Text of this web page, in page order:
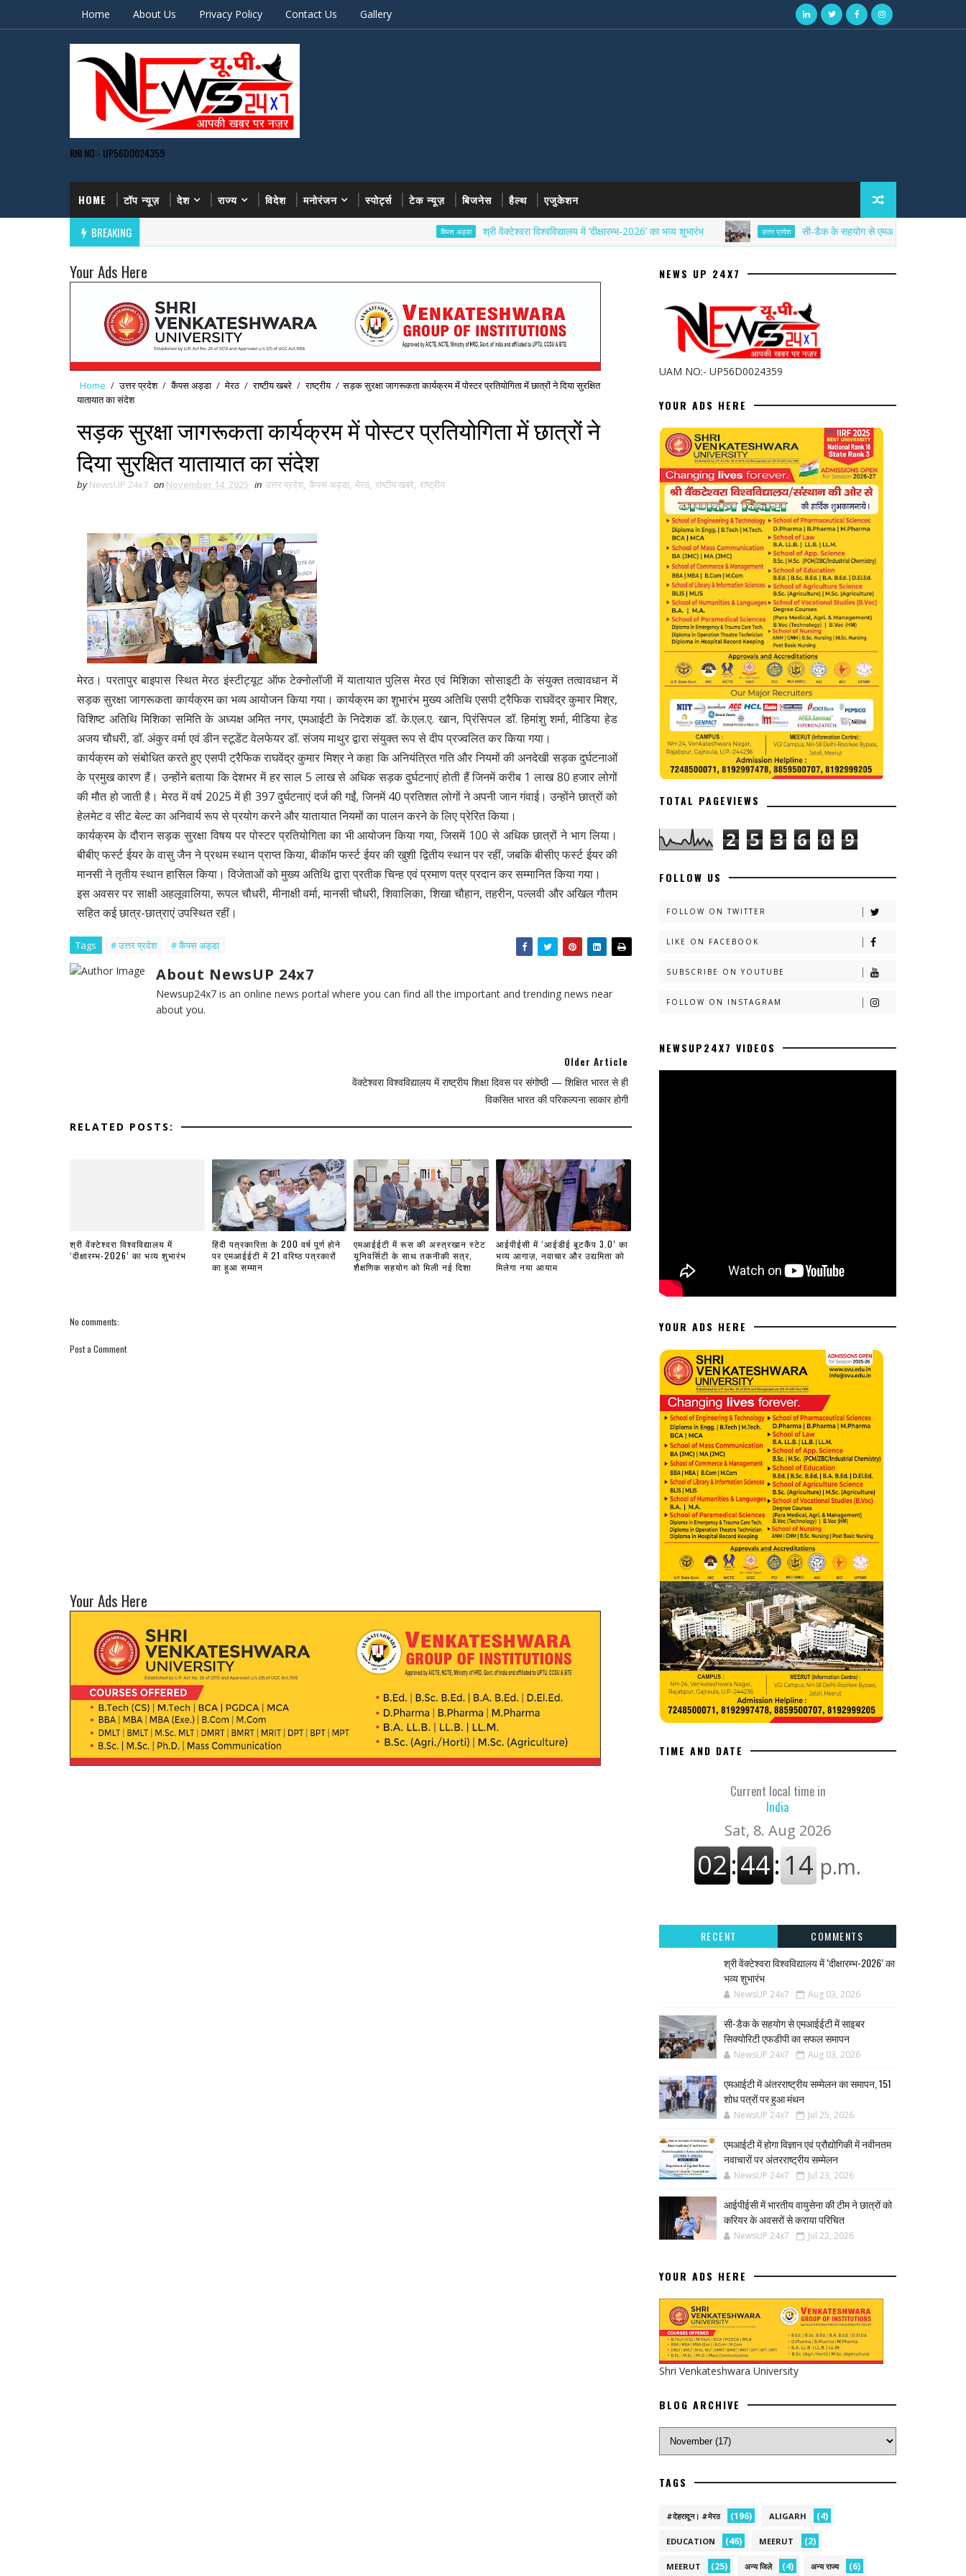
Home About Us Privacy Policy Contact Us Gallery
RNI NO:- UP56D0024359
HOME टॉप न्यूज़ देश राज्य विदेश मनोरंजन स्पोर्ट्स टेक न्यूज़ बिजनेस हैल्थ एजुकेशन
BREAKING श्री वेंक्टेश्वरा विश्वविद्यालय में ‘दीक्षारम्भ-2026’ का भव्य शुभारंभ उत्तर प्रदेश सी-डैक के सहयोग से एमआईईटी में साइबर सिक्योरिटी
Your Ads Here
Home / उत्तर प्रदेश / कैंपस अड्डा / मेरठ / राष्टीय खबरे / राष्ट्रीय / सड़क सुरक्षा जागरूकता कार्यक्रम में पोस्टर प्रतियोगिता में छात्रों ने दिया सुरक्षित
यातायात का संदेश
सड़क सुरक्षा जागरूकता कार्यक्रम में पोस्टर प्रतियोगिता में छात्रों ने
दिया सुरक्षित यातायात का संदेश
by NewsUP 24x7 on November 14, 2025 in उत्तर प्रदेश, कैंपस अड्डा, मेरठ, राष्टीय खबरे, राष्ट्रीय
मेरठ। परतापुर बाइपास स्थित मेरठ इंस्टीट्यूट ऑफ टेक्नोलॉजी में यातायात पुलिस मेरठ एवं मिशिका सोसाइटी के संयुक्त तत्वावधान में
सड़क सुरक्षा जागरूकता कार्यक्रम का भव्य आयोजन किया गया। कार्यक्रम का शुभारंभ मुख्य अतिथि एसपी ट्रैफिक राघवेंद्र कुमार मिश्र,
विशिष्ट अतिथि मिशिका समिति के अध्यक्ष अमित नगर, एमआईटी के निदेशक डॉ. के.एल.ए. खान, प्रिंसिपल डॉ. हिमांशु शर्मा, मीडिया हेड
अजय चौधरी, डॉ. अंकुर वर्मा एवं डीन स्टूडेंट वेलफेयर डॉ. संजय माथुर द्वारा संयुक्त रूप से दीप प्रज्वलित कर किया गया।
कार्यक्रम को संबोधित करते हुए एसपी ट्रैफिक राघवेंद्र कुमार मिश्र ने कहा कि अनियंत्रित गति और नियमों की अनदेखी सड़क दुर्घटनाओं
के प्रमुख कारण हैं। उन्होंने बताया कि देशभर में हर साल 5 लाख से अधिक सड़क दुर्घटनाएं होती हैं जिनमें करीब 1 लाख 80 हजार लोगों
की मौत हो जाती है। मेरठ में वर्ष 2025 में ही 397 दुर्घटनाएं दर्ज की गईं, जिनमें 40 प्रतिशत लोगों ने अपनी जान गंवाई। उन्होंने छात्रों को
हेलमेट व सीट बेल्ट का अनिवार्य रूप से प्रयोग करने और यातायात नियमों का पालन करने के लिए प्रेरित किया।
कार्यक्रम के दौरान सड़क सुरक्षा विषय पर पोस्टर प्रतियोगिता का भी आयोजन किया गया, जिसमें 100 से अधिक छात्रों ने भाग लिया।
बीबीए फर्स्ट ईयर के वासु जैन ने प्रथम स्थान प्राप्त किया, बीकॉम फर्स्ट ईयर की खुशी द्वितीय स्थान पर रहीं, जबकि बीसीए फर्स्ट ईयर की
मानसी ने तृतीय स्थान हासिल किया। विजेताओं को मुख्य अतिथि द्वारा प्रतीक चिन्ह एवं प्रमाण पत्र प्रदान कर सम्मानित किया गया।
इस अवसर पर साक्षी अहलूवालिया, रूपल चौधरी, मीनाक्षी वर्मा, मानसी चौधरी, शिवालिका, शिखा चौहान, तहरीन, पल्लवी और अखिल गौतम
सहित कई छात्र-छात्राएं उपस्थित रहीं।
Tags # उत्तर प्रदेश # कैंपस अड्डा
About NewsUP 24x7
Newsup24x7 is an online news portal where you can find all the important and trending news near
about you.
Older Article
वेंक्टेश्वरा विश्वविद्यालय में राष्ट्रीय शिक्षा दिवस पर संगोष्ठी — शिक्षित भारत से ही
विकसित भारत की परिकल्पना साकार होगी
RELATED POSTS:
श्री वेंक्टेश्वरा विश्वविद्यालय में
‘दीक्षारम्भ-2026’ का भव्य शुभारंभ
हिंदी पत्रकारिता के 200 वर्ष पूर्ण होने
पर एमआईईटी में 21 वरिष्ठ पत्रकारों
का हुआ सम्मान
एमआईईटी में रूस की अस्त्रखान स्टेट
यूनिवर्सिटी के साथ तकनीकी सत्र,
शैक्षणिक सहयोग को मिली नई दिशा
आईपीईसी में ‘आईडीई बूटकैंप 3.0’ का
भव्य आगाज़, नवाचार और उद्यमिता को
मिलेगा नया आयाम
No comments:
Post a Comment
Your Ads Here
NEWS UP 24X7
UAM NO:- UP56D0024359
YOUR ADS HERE
TOTAL PAGEVIEWS
2 5 3 6 0 9
FOLLOW US
FOLLOW ON TWITTER
LIKE ON FACEBOOK
SUBSCRIBE ON YOUTUBE
FOLLOW ON INSTAGRAM
NEWSUP24X7 VIDEOS
YOUR ADS HERE
TIME AND DATE
Current local time in
India
RECENT
COMMENTS
श्री वेंक्टेश्वरा विश्वविद्यालय में ‘दीक्षारम्भ-2026’ का
भव्य शुभारंभ
NewsUP 24x7 Aug 03, 2026
सी-डैक के सहयोग से एमआईईटी में साइबर
सिक्योरिटी एफडीपी का सफल समापन
NewsUP 24x7 Aug 03, 2026
एमआईटी में अंतरराष्ट्रीय सम्मेलन का समापन, 151
शोध पत्रों पर हुआ मंथन
NewsUP 24x7 Jul 25, 2026
एमआईटी में होगा विज्ञान एवं प्रौद्योगिकी में नवीनतम
नवाचारों पर अंतरराष्ट्रीय सम्मेलन
NewsUP 24x7 Jul 23, 2026
आईपीईसी में भारतीय वायुसेना की टीम ने छात्रों को
करियर के अवसरों से कराया परिचित
NewsUP 24x7 Jul 22, 2026
YOUR ADS HERE
Shri Venkateshwara University
BLOG ARCHIVE
TAGS
#देहरादून। #मेरठ (196) ALIGARH (4)
EDUCATION (46) MEERUT (2)
MEERUT (25) अन्य जिले (4) अन्य राज्य (6)